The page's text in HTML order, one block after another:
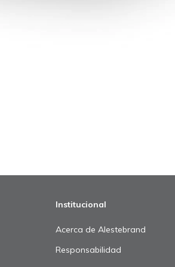
Institucional
Acerca de Alestebrand
Responsabilidad